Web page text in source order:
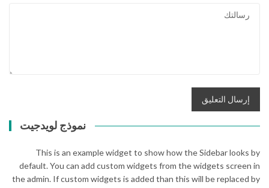
نموذج لويدجيت
This is an example widget to show how the Sidebar looks by
default. You can add custom widgets from the widgets screen in
the admin. If custom widgets is added than this will be replaced by